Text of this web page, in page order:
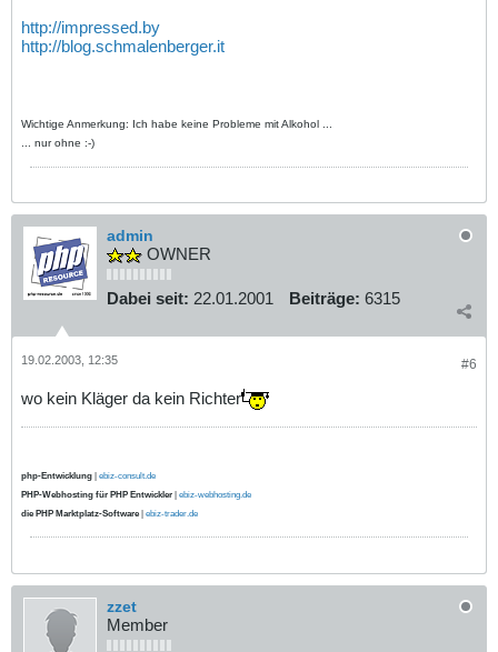
http://impressed.by
http://blog.schmalenberger.it
Wichtige Anmerkung: Ich habe keine Probleme mit Alkohol ...
... nur ohne :-)
admin
OWNER
Dabei seit: 22.01.2001 Beiträge: 6315
#6
19.02.2003, 12:35
wo kein Kläger da kein Richter
php-Entwicklung
ebiz-consult.de
PHP-Webhosting für PHP Entwickler
ebiz-webhosting.de
die PHP Marktplatz-Software
ebiz-trader.de
zzet
Member